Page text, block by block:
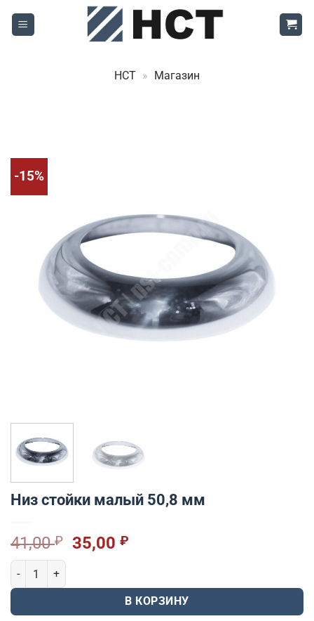
НСТ » Магазин
-15%
Низ стойки малый 50,8 мм
41,00₽
Первоначальная
41,00 ₽.
35,00₽
Количество товара Низ стойки малый 50,8 мм
В КОРЗИНУ